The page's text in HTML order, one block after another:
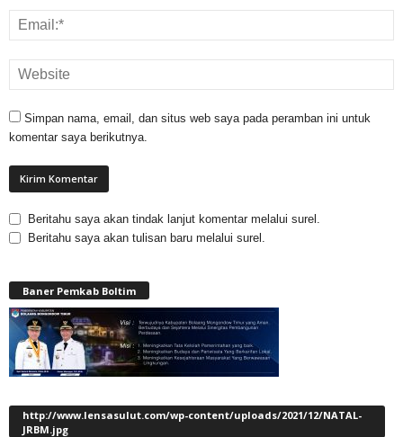
Simpan nama, email, dan situs web saya pada peramban ini untuk
komentar saya berikutnya.
Beritahu saya akan tindak lanjut komentar melalui surel.
Beritahu saya akan tulisan baru melalui surel.
Baner Pemkab Boltim
http://www.lensasulut.com/wp-content/uploads/2021/12/NATAL-
JRBM.jpg